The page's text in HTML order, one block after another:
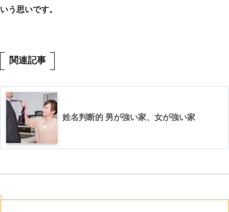
いう思いです。
関連記事
姓名判断的 男が強い家、女が強い家